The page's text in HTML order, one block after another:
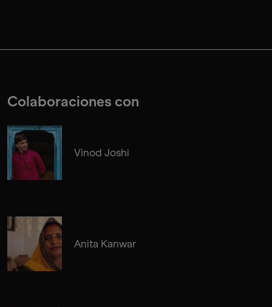
Colaboraciones con
Vinod Joshi
Anita Kanwar